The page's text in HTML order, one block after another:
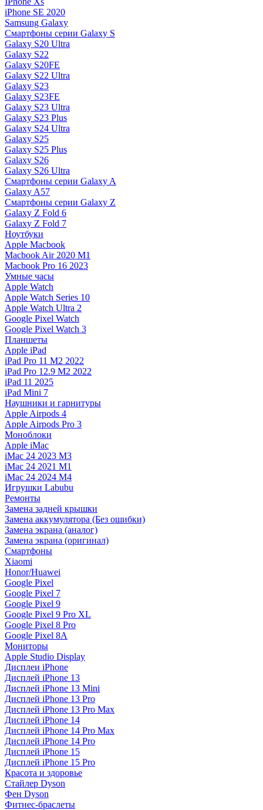
iPhone SE 2020
Samsung Galaxy
Смартфоны серии Galaxy S
Galaxy S20 Ultra
Galaxy S22
Galaxy S20FE
Galaxy S22 Ultra
Galaxy S23
Galaxy S23FE
Galaxy S23 Ultra
Galaxy S23 Plus
Galaxy S24 Ultra
Galaxy S25
Galaxy S25 Plus
Galaxy S26
Galaxy S26 Ultra
Смартфоны серии Galaxy A
Galaxy A57
Смартфоны серии Galaxy Z
Galaxy Z Fold 6
Galaxy Z Fold 7
Ноутбуки
Apple Macbook
Macbook Air 2020 M1
Macbook Pro 16 2023
Умные часы
Apple Watch
Apple Watch Series 10
Apple Watch Ultra 2
Google Pixel Watch
Google Pixel Watch 3
Планшеты
Apple iPad
iPad Pro 11 M2 2022
iPad Pro 12.9 M2 2022
iPad 11 2025
iPad Mini 7
Наушники и гарнитуры
Apple Airpods 4
Apple Airpods Pro 3
Моноблоки
Apple iMac
iMac 24 2023 M3
iMac 24 2021 M1
iMac 24 2024 M4
Игрушки Labubu
Ремонты
Замена задней крышки
Замена аккумулятора (Без ошибки)
Замена экрана (аналог)
Замена экрана (оригинал)
Смартфоны
Xiaomi
Honor/Huawei
Google Pixel
Google Pixel 7
Google Pixel 9
Google Pixel 9 Pro XL
Google Pixel 8 Pro
Google Pixel 8A
Мониторы
Apple Studio Display
Дисплеи iPhone
Дисплей iPhone 13
Дисплей iPhone 13 Mini
Дисплей iPhone 13 Pro
Дисплей iPhone 13 Pro Max
Дисплей iPhone 14
Дисплей iPhone 14 Pro Max
Дисплей iPhone 14 Pro
Дисплей iPhone 15
Дисплей iPhone 15 Pro
Красота и здоровье
Стайлер Dyson
Фен Dyson
Фитнес-браслеты